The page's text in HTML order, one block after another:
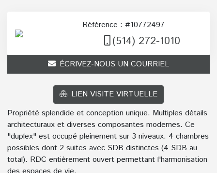
Référence : #10772497
(514) 272-1010
ÉCRIVEZ-NOUS UN COURRIEL
LIEN VISITE VIRTUELLE
Propriété splendide et conception unique. Multiples détails
architecturaux et diverses composantes modernes. Ce
"duplex" est occupé pleinement sur 3 niveaux. 4 chambres
possibles dont 2 suites avec SDB distinctes (4 SDB au
total). RDC entièrement ouvert permettant l'harmonisation